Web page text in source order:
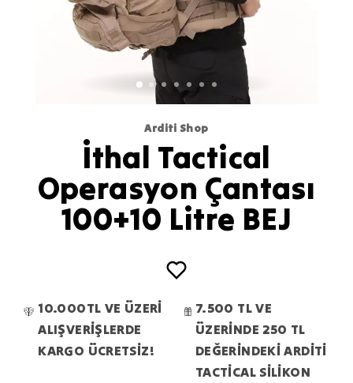
Arditi Shop
İthal Tactical
Operasyon Çantası
100+10 Litre BEJ
10.000TL VE ÜZERİ
ALIŞVERİŞLERDE
KARGO ÜCRETSİZ!
7.500 TL VE
ÜZERİNDE 250 TL
DEĞERİNDEKİ ARDİTİ
TACTİCAL SİLİKON